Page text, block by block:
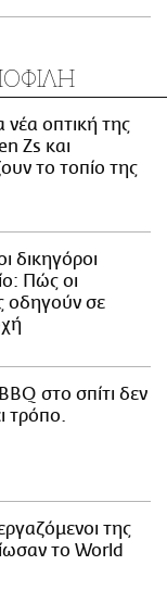
νέα οπτική της
Zs και
το τοπίο της
δικηγόροι
Πώς οι
οδηγούν σε
στο σπίτι δεν
τρόπο.
της
το World